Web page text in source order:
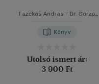
Fazekas András - Dr. Gorzó
Könyv
Utolsó ismert ár:
3 900 Ft